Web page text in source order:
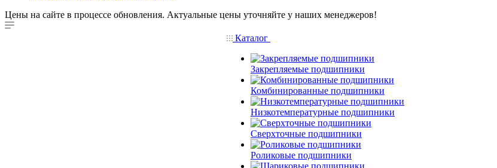
Цены на сайте в процессе обновления. Актуальные цены уточняйте у наших менеджеров!
Каталог
Закрепляемые подшипники
Комбинированные подшипники
Низкотемпературные подшипники
Сверхточные подшипники
Роликовые подшипники